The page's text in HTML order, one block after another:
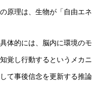
の原理は、生物が「自由エ
具体的には、脳内に環境の
知覚し行動するというメカ
して事後信念を更新する推